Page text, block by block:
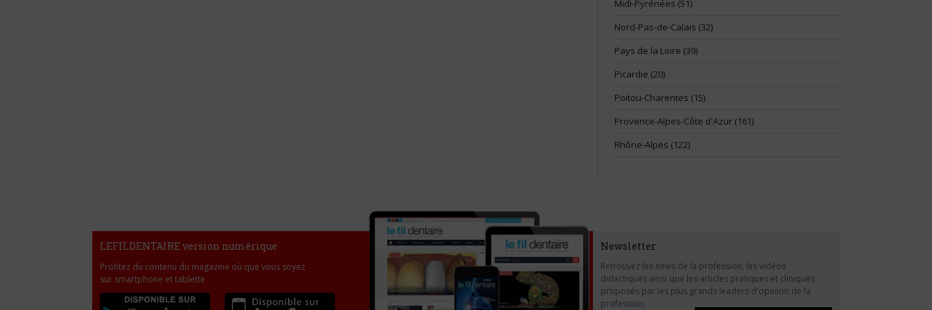
Midi-Pyrénées (51)
Nord-Pas-de-Calais (32)
Pays de la Loire (39)
Picardie (20)
Poitou-Charentes (15)
Provence-Alpes-Côte d'Azur (161)
Rhône-Alpes (122)
LEFILDENTAIRE version numérique
Profitez du contenu du magazine où que vous soyez
sur smartphone et tablette
Newsletter
Retrouvez les news de la profession, les vidéos
didactiques ainsi que les articles pratiques et cliniques
proposés par les plus grands leaders d'opinion de la
profession.